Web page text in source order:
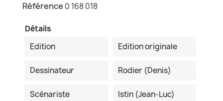
Référence 0 168 018
Détails
Edition
Edition originale
Dessinateur Rodier (Denis)
Scénariste Istin (Jean-Luc)